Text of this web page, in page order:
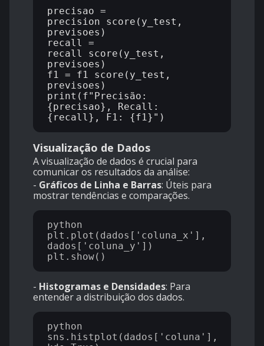
precisao =
precision_score(y_test,
previsoes)
recall =
recall_score(y_test,
previsoes)
f1 = f1_score(y_test,
previsoes)
print(f"Precisão:
{precisao}, Recall:
Visualização de Dados
A visualização de dados é crucial para
comunicar os resultados da análise:
- Gráficos de Linha e Barras: Úteis para
mostrar tendências e comparações.
python
plt.plot(dados['coluna_x'],
dados['coluna_y'])
- Histogramas e Densidades: Para
entender a distribuição dos dados.
python
sns.histplot(dados['coluna'],